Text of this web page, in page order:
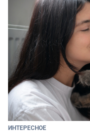
ИНТЕРЕСНОЕ